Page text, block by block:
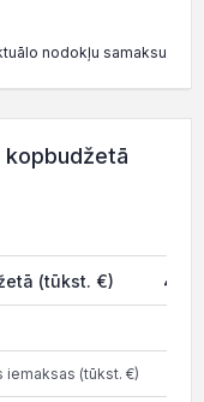
nodokļu samaksu
kopbudžetā
(tūkst. €)
iemaksas (tūkst. €)